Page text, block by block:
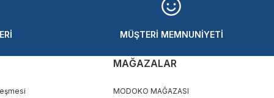
MÜŞTERİ MEMNUNİYETİ
MAĞAZALAR
MODOKO MAĞAZASI